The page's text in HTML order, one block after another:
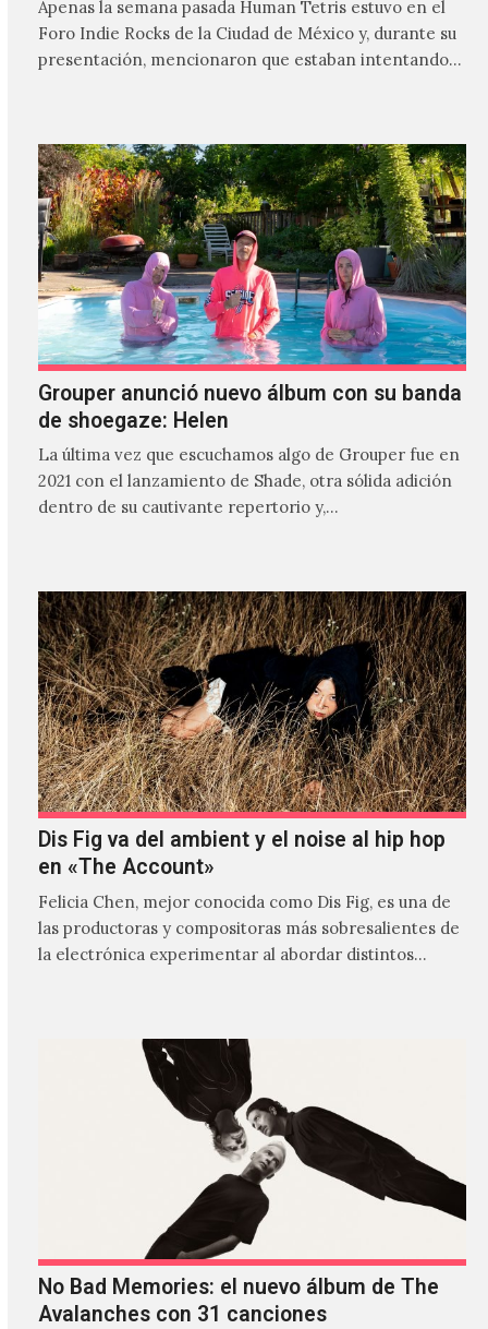
Apenas la semana pasada Human Tetris estuvo en el
Foro Indie Rocks de la Ciudad de México y, durante su
presentación, mencionaron que estaban intentando…
Grouper anunció nuevo álbum con su banda
de shoegaze: Helen
La última vez que escuchamos algo de Grouper fue en
2021 con el lanzamiento de Shade, otra sólida adición
dentro de su cautivante repertorio y,…
Dis Fig va del ambient y el noise al hip hop
en «The Account»
Felicia Chen, mejor conocida como Dis Fig, es una de
las productoras y compositoras más sobresalientes de
la electrónica experimentar al abordar distintos
No Bad Memories: el nuevo álbum de The
Avalanches con 31 canciones